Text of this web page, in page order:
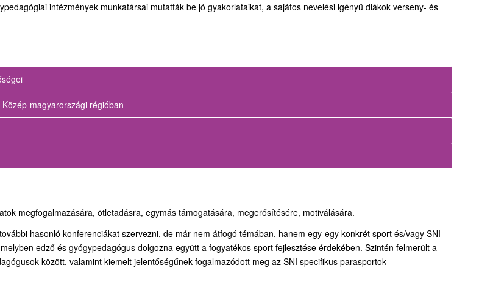
intézmények munkatársai mutatták be jó gyakorlataikat, a sajátos nevelési igényű diákok verseny- és
magyarországi régióban
megfogalmazására, ötletadásra, egymás támogatására, megerősítésére, motiválására.
hasonló konferenciákat szervezni, de már nem átfogó témában, hanem egy-egy konkrét sport és/vagy SNI
edző és gyógypedagógus dolgozna együtt a fogyatékos sport fejlesztése érdekében. Szintén felmerült a
között, valamint kiemelt jelentőségűnek fogalmazódott meg az SNI specifikus parasportok